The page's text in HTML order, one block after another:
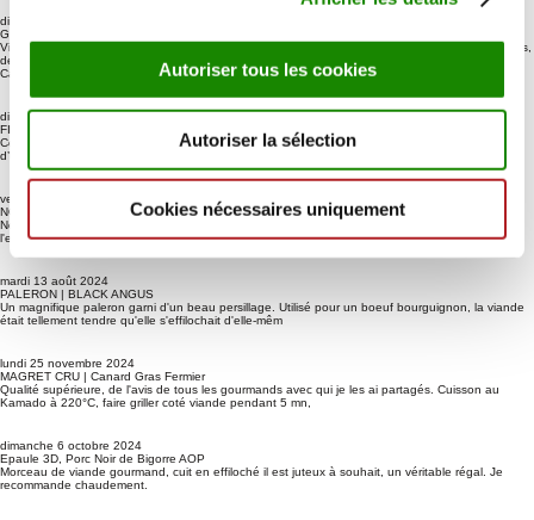
Autoriser tous les cookies
Autoriser la sélection
Cookies nécessaires uniquement
dimanche 27 juillet 2025
GIGOT d'AGNEAU | Agneau de Sisteron IGP
Viande fondante, délicieuse! Suivi exceptionnel de la part de Virginie pendant tout le processus,
depuis la commande jusqu'à la livraison. Merci beau
Cat. C
dimanche 27 avril 2025
FILET DE BOEUF | PREMIUM d'ARGENTINE
Ce n’est pas mon premier Wellington et c’est toujours une réussite avec ce filet très goûtu et
d’une tendreté remarquable. Service. Et livraison au T
vendredi 31 janvier 2025
NOIX D'ENTRECÔTE | BLACK ANGUS ARGENTINE
Nous achetons de la viande depuis plusieurs années et nous sommes très satisfaits de
l'extraordinaire qualité de la viande argentine. Le service de li
mardi 13 août 2024
PALERON | BLACK ANGUS
Un magnifique paleron garni d'un beau persillage. Utilisé pour un boeuf bourguignon, la viande
était tellement tendre qu'elle s'effilochait d'elle-mêm
lundi 25 novembre 2024
MAGRET CRU | Canard Gras Fermier
Qualité supérieure, de l'avis de tous les gourmands avec qui je les ai partagés. Cuisson au
Kamado à 220°C, faire griller coté viande pendant 5 mn,
dimanche 6 octobre 2024
Epaule 3D, Porc Noir de Bigorre AOP
Morceau de viande gourmand, cuit en effiloché il est juteux à souhait, un véritable régal. Je
recommande chaudement.